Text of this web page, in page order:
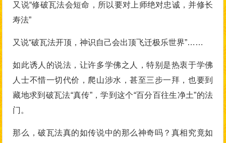
又说“修破瓦法会短命，所以要对上师绝对忠诚，并修长
寿法”
又说“破瓦法开顶，神识自己会出顶飞迁极乐世界”……
如此诱人的说法，让许多学佛之人，特别是热衷于学佛
人士不惜一切代价，爬山涉水，甚至三步一拜，也要到
藏地求到破瓦法“真传”，学到这个“百分百往生净土”的法
门。
那么，破瓦法真的如传说中的那么神奇吗？真相究竟如